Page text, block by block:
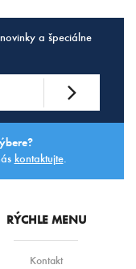
a špeciálne
kontaktujte.
RÝCHLE MENU
Kontakt